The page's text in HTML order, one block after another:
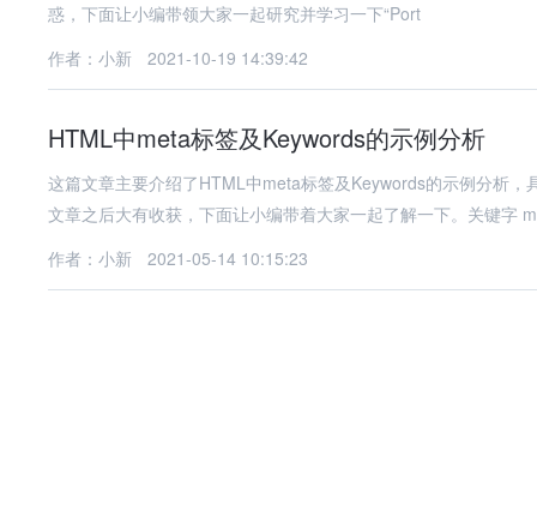
惑，下面让小编带领大家一起研究并学习一下“Port
作者：小新
2021-10-19 14:39:42
HTML中meta标签及Keywords的示例分析
这篇文章主要介绍了HTML中meta标签及Keywords的示例分析
文章之后大有收获，下面让小编带着大家一起了解一下。关键字
作者：小新
2021-05-14 10:15:23